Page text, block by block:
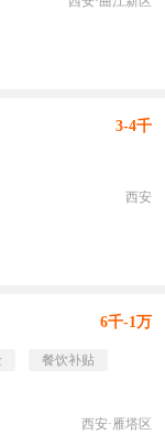
3-4千
西安
6千-1万
餐饮补贴
西安·雁塔区